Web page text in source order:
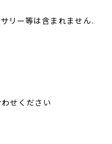
リー等は含まれません.
せください